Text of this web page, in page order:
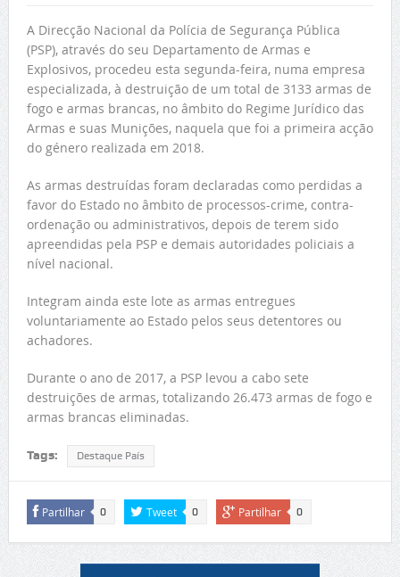
A Direcção Nacional da Polícia de Segurança Pública
(PSP), através do seu Departamento de Armas e
Explosivos, procedeu esta segunda-feira, numa empresa
especializada, à destruição de um total de 3133 armas de
fogo e armas brancas, no âmbito do Regime Jurídico das
Armas e suas Munições, naquela que foi a primeira acção
do género realizada em 2018.
As armas destruídas foram declaradas como perdidas a
favor do Estado no âmbito de processos-crime, contra-
ordenação ou administrativos, depois de terem sido
apreendidas pela PSP e demais autoridades policiais a
nível nacional.
Integram ainda este lote as armas entregues
voluntariamente ao Estado pelos seus detentores ou
achadores.
Durante o ano de 2017, a PSP levou a cabo sete
destruições de armas, totalizando 26.473 armas de fogo e
armas brancas eliminadas.
Tags: Destaque País
Partilhar 0 Tweet 0 Partilhar 0